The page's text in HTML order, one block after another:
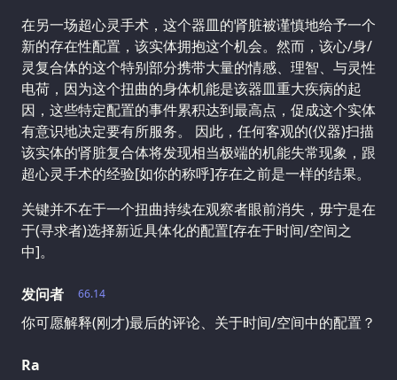
在另一场超心灵手术，这个器皿的肾脏被谨慎地给予一个
新的存在性配置，该实体拥抱这个机会。然而，该心/身/
灵复合体的这个特别部分携带大量的情感、理智、与灵性
电荷，因为这个扭曲的身体机能是该器皿重大疾病的起
因，这些特定配置的事件累积达到最高点，促成这个实体
有意识地决定要有所服务。 因此，任何客观的(仪器)扫描
该实体的肾脏复合体将发现相当极端的机能失常现象，跟
超心灵手术的经验[如你的称呼]存在之前是一样的结果。
关键并不在于一个扭曲持续在观察者眼前消失，毋宁是在
于(寻求者)选择新近具体化的配置[存在于时间/空间之
中]。
66.14
发问者
你可愿解释(刚才)最后的评论、关于时间/空间中的配置？
Ra